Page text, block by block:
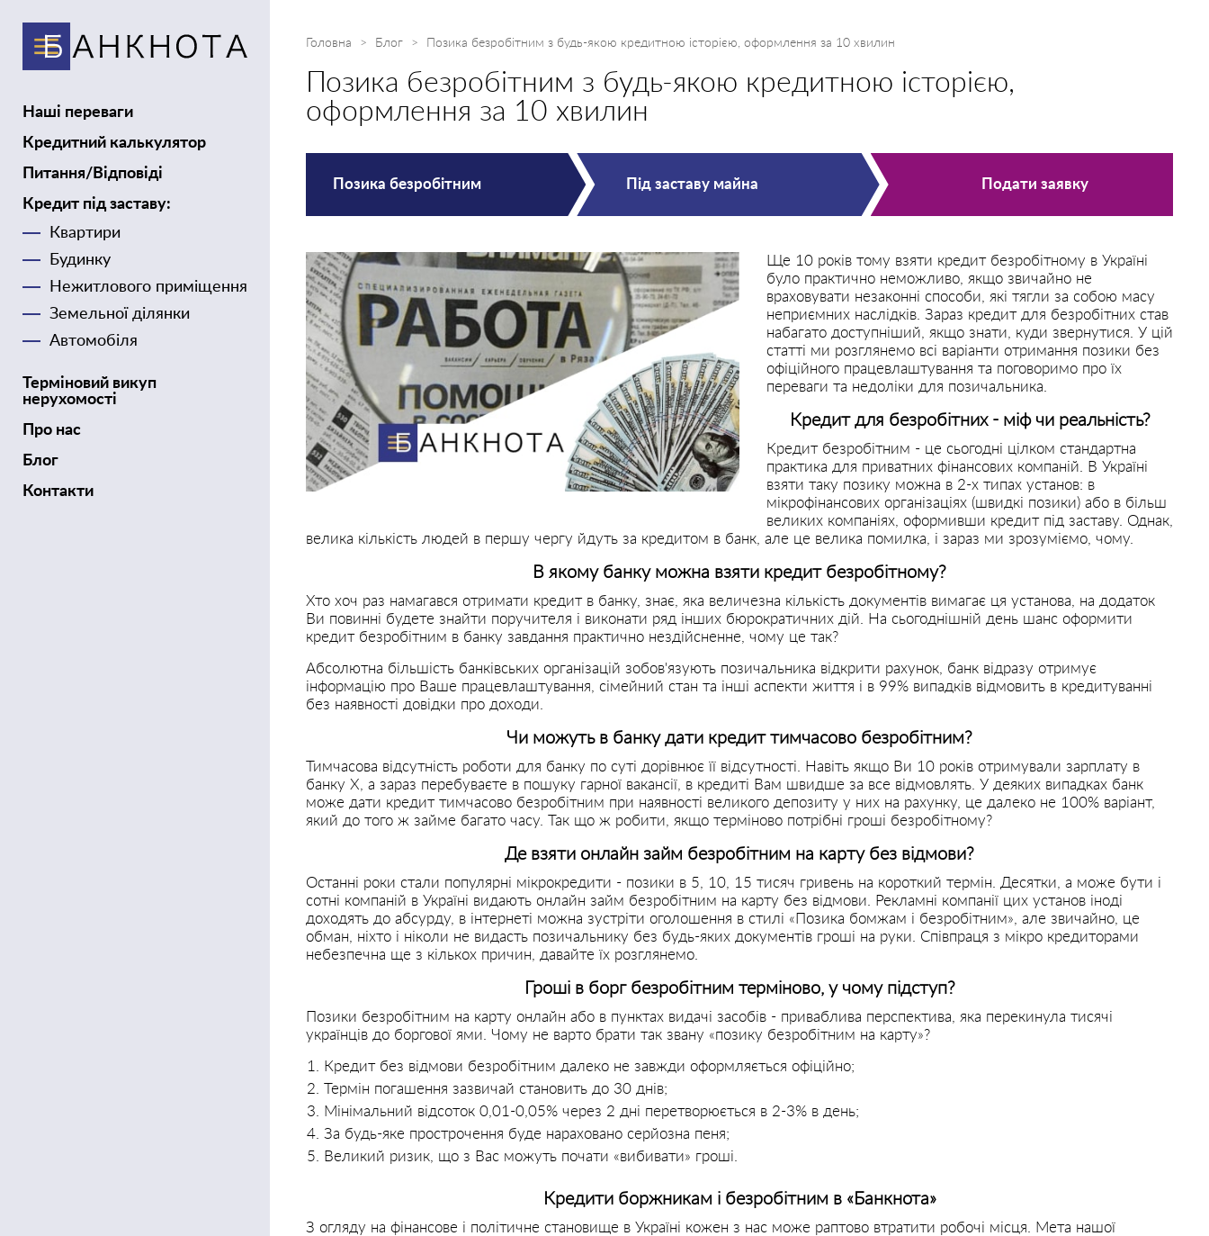
Наші переваги
Кредитний калькулятор
Питання/Відповіді
Кредит під заставу:
Квартири
Будинку
Нежитлового приміщення
Земельної ділянки
Автомобіля
Терміновий викуп
нерухомості
Про нас
Блог
Контакти
Головна Блог Позика безробітним з будь-якою кредитною історією, оформлення за 10 хвилин
Позика безробітним з будь-якою кредитною історією,
оформлення за 10 хвилин
Позика безробітним Під заставу майна Подати заявку
Ще 10 років тому взяти кредит безробітному в Україні
було практично неможливо, якщо звичайно не
враховувати незаконні способи, які тягли за собою масу
неприємних наслідків. Зараз кредит для безробітних став
набагато доступніший, якщо знати, куди звернутися. У цій
статті ми розглянемо всі варіанти отримання позики без
офіційного працевлаштування та поговоримо про їх
переваги та недоліки для позичальника.
Кредит для безробітних - міф чи реальність?
Кредит безробітним - це сьогодні цілком стандартна
практика для приватних фінансових компаній. В Україні
взяти таку позику можна в 2-х типах установ: в
мікрофінансових організаціях (швидкі позики) або в більш
великих компаніях, оформивши кредит під заставу. Однак,
велика кількість людей в першу чергу йдуть за кредитом в банк, але це велика помилка, і зараз ми зрозуміємо, чому.
В якому банку можна взяти кредит безробітному?
Хто хоч раз намагався отримати кредит в банку, знає, яка величезна кількість документів вимагає ця установа, на додаток
Ви повинні будете знайти поручителя і виконати ряд інших бюрократичних дій. На сьогоднішній день шанс оформити
кредит безробітним в банку завдання практично нездійсненне, чому це так?
Абсолютна більшість банківських організацій зобов'язують позичальника відкрити рахунок, банк відразу отримує
інформацію про Ваше працевлаштування, сімейний стан та інші аспекти життя і в 99% випадків відмовить в кредитуванні
без наявності довідки про доходи.
Чи можуть в банку дати кредит тимчасово безробітним?
Тимчасова відсутність роботи для банку по суті дорівнює її відсутності. Навіть якщо Ви 10 років отримували зарплату в
банку Х, а зараз перебуваєте в пошуку гарної вакансії, в кредиті Вам швидше за все відмовлять. У деяких випадках банк
може дати кредит тимчасово безробітним при наявності великого депозиту у них на рахунку, це далеко не 100% варіант,
який до того ж займе багато часу. Так що ж робити, якщо терміново потрібні гроші безробітному?
Де взяти онлайн займ безробітним на карту без відмови?
Останні роки стали популярні мікрокредити - позики в 5, 10, 15 тисяч гривень на короткий термін. Десятки, а може бути і
сотні компаній в Україні видають онлайн займ безробітним на карту без відмови. Рекламні компанії цих установ іноді
доходять до абсурду, в інтернеті можна зустріти оголошення в стилі «Позика бомжам і безробітним», але звичайно, це
обман, ніхто і ніколи не видасть позичальнику без будь-яких документів гроші на руки. Співпраця з мікро кредиторами
небезпечна ще з кількох причин, давайте їх розглянемо.
Гроші в борг безробітним терміново, у чому підступ?
Позики безробітним на карту онлайн або в пунктах видачі засобів - приваблива перспектива, яка перекинула тисячі
українців до боргової ями. Чому не варто брати так звану «позику безробітним на карту»?
Кредит без відмови безробітним далеко не завжди оформляється офіційно;
Термін погашення зазвичай становить до 30 днів;
Мінімальний відсоток 0,01-0,05% через 2 дні перетворюється в 2-3% в день;
За будь-яке прострочення буде нараховано серйозна пеня;
Великий ризик, що з Вас можуть почати «вибивати» гроші.
Кредити боржникам і безробітним в «Банкнота»
З огляду на фінансове і політичне становище в Україні кожен з нас може раптово втратити робочі місця. Мета нашої